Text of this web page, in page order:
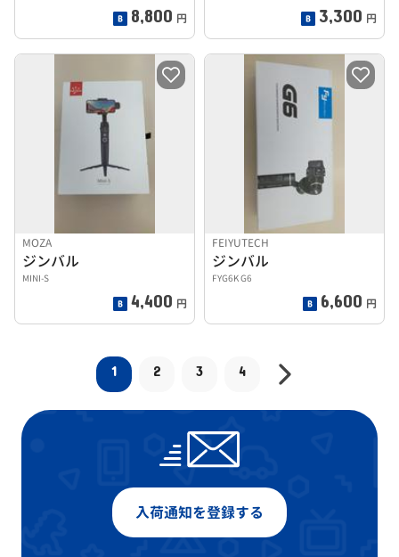
8,800 円 3,300 円
MOZA
ジンバル
MINI-S
4,400 円
FEIYUTECH
ジンバル
FYG6K G6
6,600 円
1 2 3 4
入荷通知を登録する